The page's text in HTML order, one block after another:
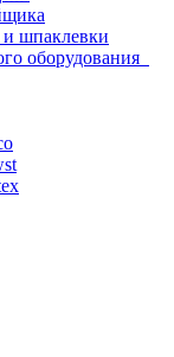
и шпаклевки
оборудования